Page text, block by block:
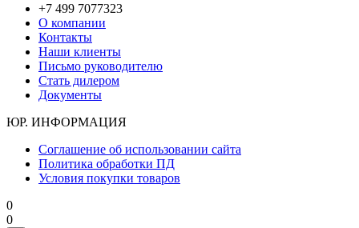
+7 499 7077323
О компании
Контакты
Наши клиенты
Письмо руководителю
Стать дилером
Документы
ЮР. ИНФОРМАЦИЯ
Соглашение об использовании сайта
Политика обработки ПД
Условия покупки товаров
0
0